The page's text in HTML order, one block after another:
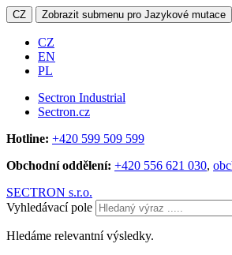
CZ Zobrazit submenu pro Jazykové mutace
CZ
EN
PL
Sectron Industrial
Sectron.cz
Hotline: +420 599 509 599
Obchodní oddělení: +420 556 621 030,
SECTRON s.r.o.
Vyhledávací pole
Hledáme relevantní výsledky.